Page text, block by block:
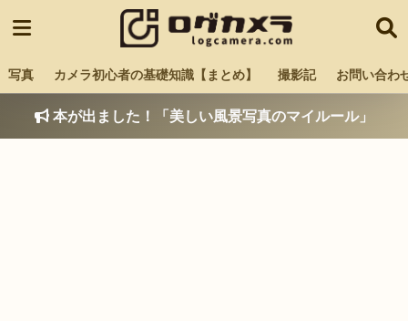
写真 カメラ初心者の基礎知識【まとめ】 撮影記 お問い合わ
本が出ました！「美しい風景写真のマイルール」